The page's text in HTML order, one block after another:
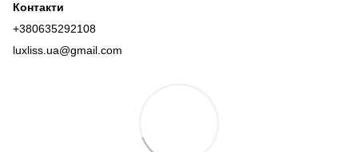
Контакти
+380635292108
luxliss.ua@gmail.com